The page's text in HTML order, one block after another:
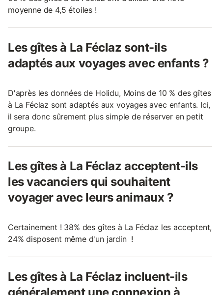
moyenne de 4,5 étoiles !
Les gîtes à La Féclaz sont-ils
adaptés aux voyages avec enfants ?
D'après les données de Holidu, Moins de 10 % des gîtes
à La Féclaz sont adaptés aux voyages avec enfants. Ici,
il sera donc sûrement plus simple de réserver en petit
groupe.
Les gîtes à La Féclaz acceptent-ils
les vacanciers qui souhaitent
voyager avec leurs animaux ?
Certainement ! 38% des gîtes à La Féclaz les acceptent,
24% disposent même d'un jardin !
Les gîtes à La Féclaz incluent-ils